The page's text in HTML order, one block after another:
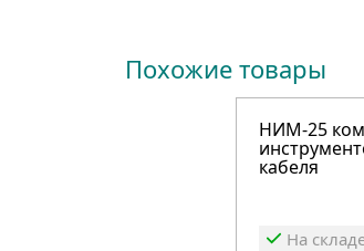
Похожие товары
НИМ-25
кабеля
На